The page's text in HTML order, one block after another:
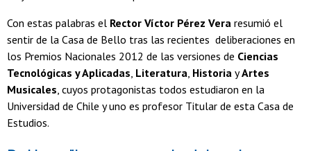
Con estas palabras el Rector Víctor Pérez Vera resumió el
sentir de la Casa de Bello tras las recientes deliberaciones en
los Premios Nacionales 2012 de las versiones de Ciencias
Tecnológicas y Aplicadas Literatura Historia yArtes
Musicales , cuyos protagonistas todos estudiaron en la
Universidad de Chile y uno es profesor Titular de esta Casa de
Estudios.